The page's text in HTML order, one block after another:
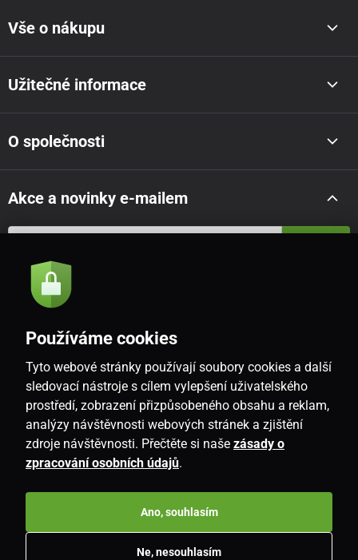
Vše o nákupu
Užitečné informace
O společnosti
Akce a novinky e-mailem
Souhlasím se
CZ
www.i-living.cz. Všechna práva vyhrazena.
Používáme cookies
Tyto webové stránky používají soubory cookies a další
sledovací nástroje s cílem vylepšení uživatelského
prostředí, zobrazení přizpůsobeného obsahu a reklam,
analýzy návštěvnosti webových stránek a zjištění
zdroje návštěvnosti. Přečtěte si naše zásady o
zpracování osobních údajů.
Ne, nesouhlasím
Ano, souhlasím